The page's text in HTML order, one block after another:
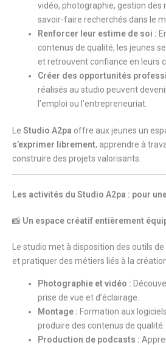
vidéo, photographie, gestion des
savoir-faire recherchés dans le
Renforcer leur estime de soi :
contenus de qualité, les jeunes
et retrouvent confiance en leurs
Créer des opportunités
réalisés au studio peuvent
l’emploi ou l’entrepreneuriat.
Le Studio A2pa offre aux jeunes un
s’exprimer librement, apprendre à
construire des projets valorisants.
Les activités du Studio A2pa : pour
📸 Un espace créatif entièrement
Le studio met à disposition des outils
et pratiquer des métiers liés à la
Photographie et vidéo :
prise de vue et d’éclairage.
Montage : Formation aux
produire des contenus de qualité.
Production de podcasts :